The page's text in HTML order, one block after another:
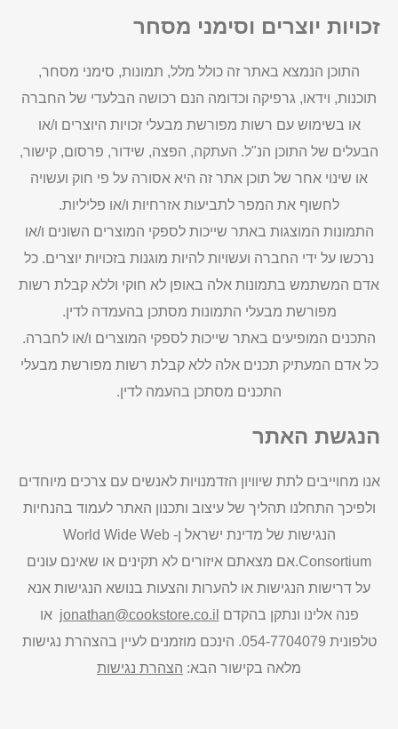
זכויות יוצרים וסימני מסחר
התוכן הנמצא באתר זה כולל מלל, תמונות, סימני מסחר,
תוכנות, וידאו, גרפיקה וכדומה הנם רכושה הבלעדי של החברה
או בשימוש עם רשות מפורשת מבעלי זכויות היוצרים ו/או
הבעלים של התוכן הנ"ל. העתקה, הפצה, שידור, פרסום, קישור,
או שינוי אחר של תוכן אתר זה היא אסורה על פי חוק ועשויה
לחשוף את המפר לתביעות אזרחיות ו/או פליליות.
התמונות המוצגות באתר שייכות לספקי המוצרים השונים ו/או
נרכשו על ידי החברה ועשויות להיות מוגנות בזכויות יוצרים. כל
אדם המשתמש בתמונות אלה באופן לא חוקי וללא קבלת רשות
מפורשת מבעלי התמונות מסתכן בהעמדה לדין.
התכנים המופיעים באתר שייכות לספקי המוצרים ו/או לחברה.
כל אדם המעתיק תכנים אלה ללא קבלת רשות מפורשת מבעלי
התכנים מסתכן בהעמה לדין.
הנגשת האתר
אנו מחוייבים לתת שיוויון הזדמנויות לאנשים עם צרכים מיוחדים
ולפיכך התחלנו תהליך של עיצוב ותכנון האתר לעמוד בהנחיות
הנגישות של מדינת ישראל ן- World Wide Web
Consortium.אם מצאתם איזורים לא תקינים או שאינם עונים
על דרישות הנגישות או להערות והצעות בנושא הנגישות אנא
פנה אלינו ונתקן בהקדם jonathan@cookstore.co.il או
טלפונית 054-7704079. הינכם מוזמנים לעיין בהצהרת נגישות
מלאה בקישור הבא: הצהרת נגישות